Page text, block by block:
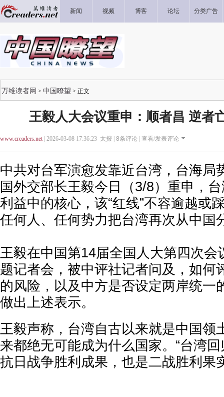
新闻 视频 博客 论坛 分类广告
万维读者网 > 中国瞭望 > 正文
王毅人大会议重申：顺者昌 逆者
www.creaders.net| 2026-03-08 17:36:23 太报 | 8条评论 | 查看/发表评论
中共对台军演愈发靠近台湾，台海局
国外交部长王毅今日（3/8）重申，
利益中的核心，该“红线”不容逾越或
任何人、任何势力把台湾再次从中国
王毅在中国第14届全国人大第四次会
题记者会，被中评社记者问及，如何
的风险，以及中方是否设定两岸统一
做出上述表示。
王毅声称，台湾自古以来就是中国领
来都绝无可能成为什么国家。“台湾
抗日战争胜利成果，也是二战胜利果